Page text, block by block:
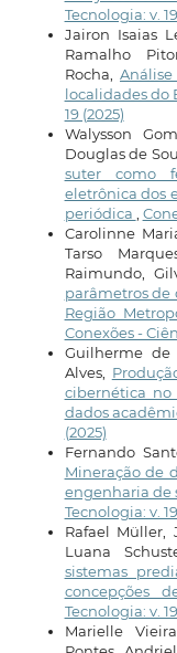
Tecnologia: v.
Jairon Isaias
Ramalho
Rocha,
localidades do
19 (2025)
Walysson
Douglas de
suter como
eletrônica dos
periódica
Carolinne
Tarso
Raimundo,
parâmetros de
Região
Conexões -
Guilherme de
Alves,
cibernética
dados
(2025)
Fernando
Mineração de
engenharia de
Tecnologia: v.
Rafael Müller,
Luana
sistemas
concepções
Tecnologia: v.
Marielle